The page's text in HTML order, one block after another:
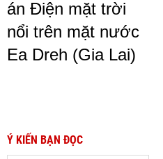
án Điện mặt trời
nổi trên mặt nước
Ea Dreh (Gia Lai)
Ý KIẾN BẠN ĐỌC